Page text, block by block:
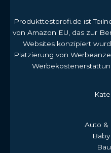
Produkttestprofi.de ist
von Amazon EU, das zur
Websites konzipiert
Platzierung von
Auto &